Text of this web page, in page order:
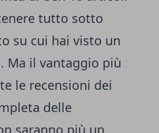
tutto sotto
su cui hai visto un
Ma il vantaggio più
le recensioni dei
delle
saranno più un